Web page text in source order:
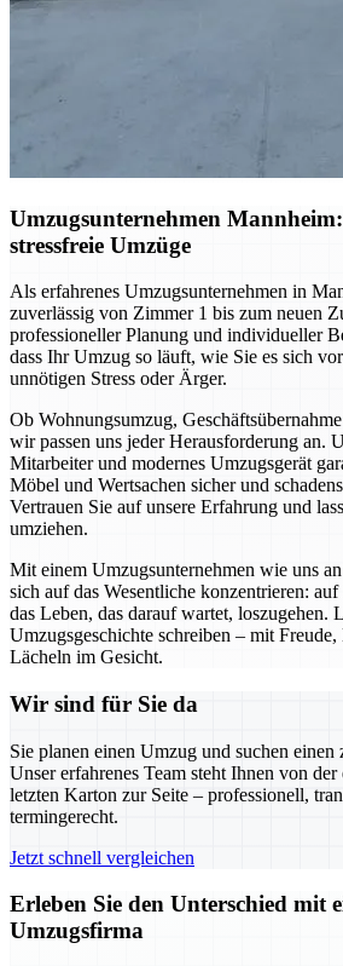
Umzugsunternehmen
stressfreie Umzüge
Als erfahrenes Umzugsunternehmen in
zuverlässig von Zimmer 1 bis zum neuen
professioneller Planung und individueller
dass Ihr Umzug so läuft, wie Sie es sich
unnötigen Stress oder Ärger.
Ob Wohnungsumzug,
wir passen uns jeder Herausforderung an.
Mitarbeiter und modernes Umzugsgerät
Möbel und Wertsachen sicher und
Vertrauen Sie auf unsere Erfahrung und
umziehen.
Mit einem Umzugsunternehmen wie uns
sich auf das Wesentliche konzentrieren:
das Leben, das darauf wartet, loszugehen.
Umzugsgeschichte schreiben – mit
Lächeln im Gesicht.
Wir sind für Sie da
Sie planen einen Umzug und suchen einen
Unser erfahrenes Team steht Ihnen von
letzten Karton zur Seite – professionell,
termingerecht.
Jetzt schnell vergleichen
Erleben Sie den Unterschied mit
Umzugsfirma